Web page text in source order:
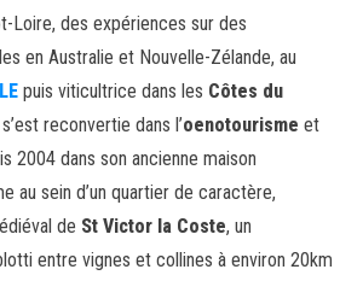
Loire, des expériences sur des
en Australie et Nouvelle-Zélande, au
puis viticultrice dans les Côtes du
reconvertie dans l’oenotourisme et
2004 dans son ancienne maison
au sein d’un quartier de caractère,
de St Victor la Coste, un
entre vignes et collines à environ 20km